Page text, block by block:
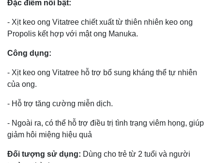
Đặc điểm nổi bật:
- Xịt keo ong Vitatree chiết xuất từ thiên nhiên keo ong
Propolis kết hợp với mật ong Manuka.
Công dụng:
- Xịt keo ong Vitatree hỗ trợ bổ sung kháng thể tự nhiên
của ong.
- Hỗ trợ tăng cường miễn dịch.
- Ngoài ra, có thể hỗ trợ điều trị tình trạng viêm họng, giúp
giảm hôi miệng hiệu quả
Đối tượng sử dụng: Dùng cho trẻ từ 2 tuổi và người